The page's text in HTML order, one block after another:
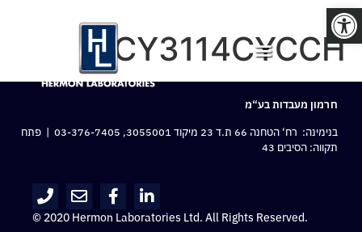
פתח סרגל נגישות
CY3114CYCCH
חרמון מעבדות בע“מ
בנימינה: רח‘ הטחנה 66 ת.ד 23 מיקוד 3055001,
03-376-7405 | פתח
תקווה: הסיבים 43
© 2020 Hermon Laboratories Ltd. All Rights Reserved.